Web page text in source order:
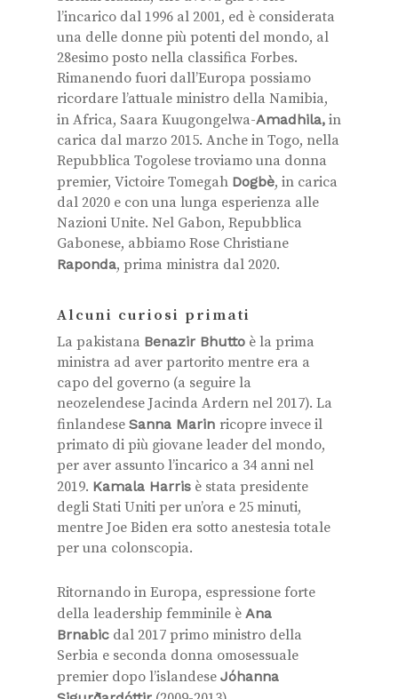
l’incarico dal 1996 al 2001, ed è considerata
una delle donne più potenti del mondo, al
28esimo posto nella classifica Forbes.
Rimanendo fuori dall’Europa possiamo
ricordare l’attuale ministro della Namibia,
in Africa, Saara Kuugongelwa-Amadhila, in
carica dal marzo 2015. Anche in Togo, nella
Repubblica Togolese troviamo una donna
premier, Victoire Tomegah Dogbè, in carica
dal 2020 e con una lunga esperienza alle
Nazioni Unite. Nel Gabon, Repubblica
Gabonese, abbiamo Rose Christiane
Raponda, prima ministra dal 2020.
Alcuni curiosi primati
La pakistana Benazir Bhutto è la prima
ministra ad aver partorito mentre era a
capo del governo (a seguire la
neozelendese Jacinda Ardern nel 2017). La
finlandese Sanna Marin ricopre invece il
primato di più giovane leader del mondo,
per aver assunto l’incarico a 34 anni nel
2019. Kamala Harris è stata presidente
degli Stati Uniti per un’ora e 25 minuti,
mentre Joe Biden era sotto anestesia totale
per una colonscopia.
Ritornando in Europa, espressione forte
della leadership femminile è Ana
Brnabic dal 2017 primo ministro della
Serbia e seconda donna omosessuale
premier dopo l’islandese Jóhanna